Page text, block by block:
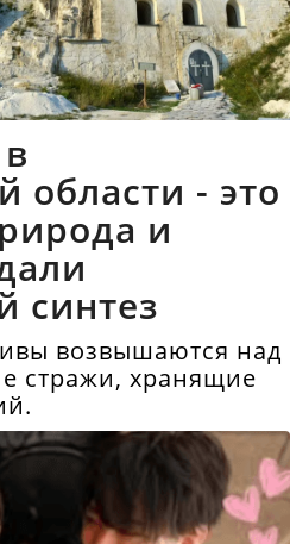
области - это
и
синтез
возвышаются над
стражи, хранящие